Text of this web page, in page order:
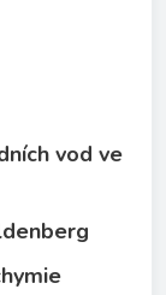
vod ve